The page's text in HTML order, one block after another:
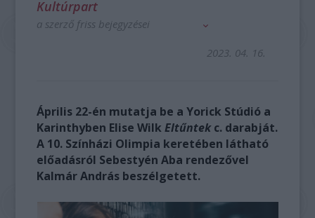
Kultúrpart
a szerző friss bejegyzései
2023. 04. 16.
Április 22-én mutatja be a Yorick Stúdió a
Karinthyben Elise WilkEltűntekc. darabját.
A 10. Színházi Olimpia keretében látható
előadásról Sebestyén Aba rendezővel
Kalmár András beszélgetett.